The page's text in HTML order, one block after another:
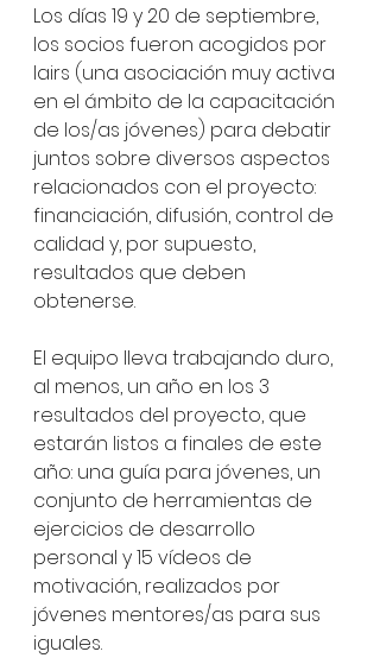
Los días 19 y 20 de septiembre,
los socios fueron acogidos por
Iairs (una asociación muy activa
en el ámbito de la capacitación
de los/as jóvenes) para debatir
juntos sobre diversos aspectos
relacionados con el proyecto:
financiación, difusión, control de
calidad y, por supuesto,
resultados que deben
obtenerse.
El equipo lleva trabajando duro,
al menos, un año en los 3
resultados del proyecto, que
estarán listos a finales de este
año: una guía para jóvenes, un
conjunto de herramientas de
ejercicios de desarrollo
personal y 15 vídeos de
motivación, realizados por
jóvenes mentores/as para sus
iguales.